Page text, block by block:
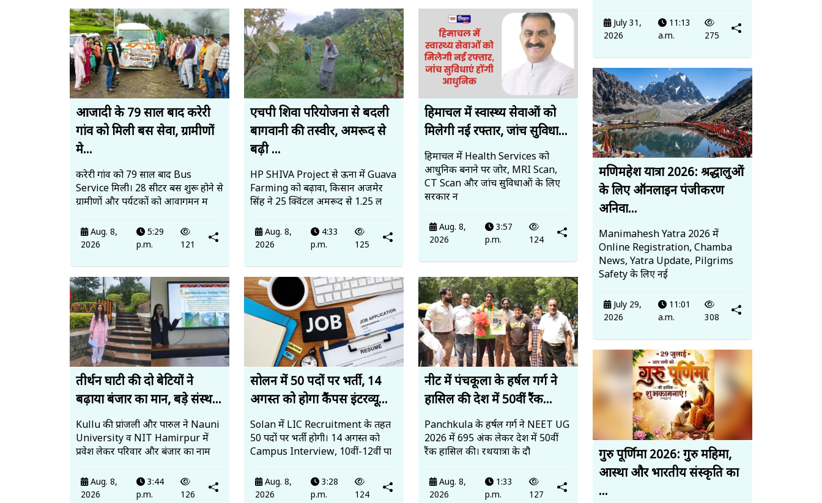
आजादी के 79 साल बाद करेरी
गांव को मिली बस सेवा, ग्रामीणों
मे...
करेरी गांव को 79 साल बाद Bus
Service मिली। 28 सीटर बस शुरू होने से
ग्रामीणों और पर्यटकों को आवागमन म
Aug. 8,
2026
5:29
p.m.
121
एचपी शिवा परियोजना से बदली
बागवानी की तस्वीर, अमरूद से
बढ़ी ...
HP SHIVA Project से ऊना में Guava
Farming को बढ़ावा, किसान अजमेर
सिंह ने 25 क्विंटल अमरूद से ₹1.25 ल
Aug. 8,
2026
4:33
p.m.
125
हिमाचल में स्वास्थ्य सेवाओं को
मिलेगी नई रफ्तार, जांच सुविधा...
हिमाचल में Health Services को
आधुनिक बनाने पर जोर, MRI Scan,
CT Scan और जांच सुविधाओं के लिए
सरकार न
Aug. 8,
2026
3:57
p.m.
124
तीर्थन घाटी की दो बेटियों ने
बढ़ाया बंजार का मान, बड़े संस्थ...
Kullu की प्रांजली और पारुल ने Nauni
University व NIT Hamirpur में
प्रवेश लेकर परिवार और बंजार का नाम
Aug. 8,
2026
3:44
p.m.
126
सोलन में 50 पदों पर भर्ती, 14
अगस्त को होगा कैंपस इंटरव्यू...
Solan में LIC Recruitment के तहत
50 पदों पर भर्ती होगी। 14 अगस्त को
Campus Interview, 10वीं-12वीं पा
Aug. 8,
2026
3:28
p.m.
124
नीट में पंचकूला के हर्षल गर्ग ने
हासिल की देश में 50वीं रैंक...
Panchkula के हर्षल गर्ग ने NEET UG
2026 में 695 अंक लेकर देश में 50वीं
रैंक हासिल की। रथयात्रा के दौ
Aug. 8,
2026
1:33
p.m.
127
July 31,
2026
11:13
a.m.
275
मणिमहेश यात्रा 2026: श्रद्धालुओं
के लिए ऑनलाइन पंजीकरण
अनिवा...
Manimahesh Yatra 2026 में
Online Registration, Chamba
News, Yatra Update, Pilgrims
Safety के लिए नई
July 29,
2026
11:01
a.m.
308
गुरु पूर्णिमा 2026: गुरु महिमा,
आस्था और भारतीय संस्कृति का
...